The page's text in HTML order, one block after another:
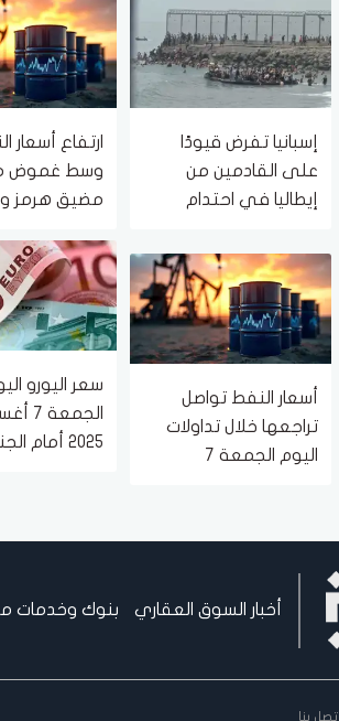
إسبانيا تفرض قيودًا
على القادمين من
إيطاليا في احتدام
ارتفاع أسعار
وسط غموض
مضيق هرمز
أسعار النفط تواصل
تراجعها خلال تداولات
اليوم الجمعة 7
سعر اليورو
2025 أمام
أخبار السوق العقاري بنوك وخدمات
اتصل بنا